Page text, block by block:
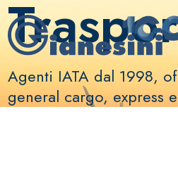
Agenti IATA dal 1998,
general cargo, express